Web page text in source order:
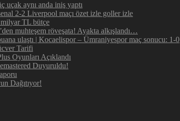
uçak aynı anda iniş yaptı
2-2 Liverpool maçı özet izle goller izle
TL bütçe
muhteşem röveşata! Ayakta alkışlandı…
ulaştı | Kocaelispor – Ümraniyespor maç sonucu: 1-0
Tarifi
Oyunları Açıklandı
Duyuruldu!
Dağıtıyor!